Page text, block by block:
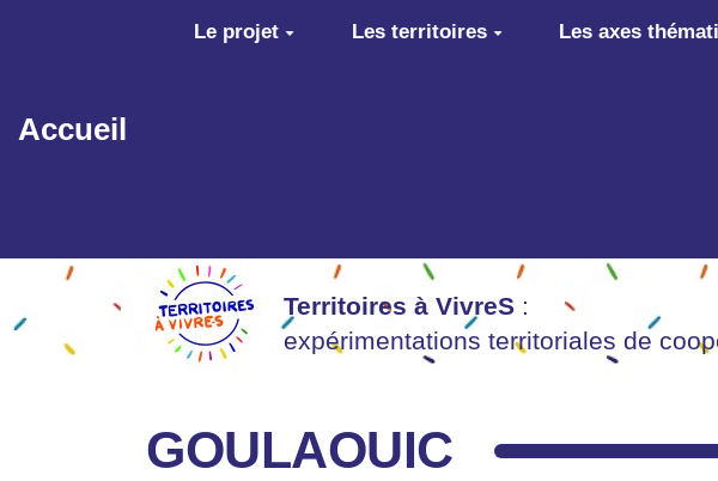
Aller au contenu principal
Accueil
Le projet Les territoires Les axes
Territoires à VivreS :
expérimentations territoriales de
GOULAOUIC